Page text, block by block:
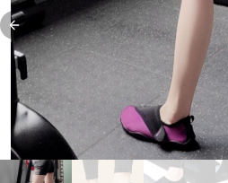
Previous slide